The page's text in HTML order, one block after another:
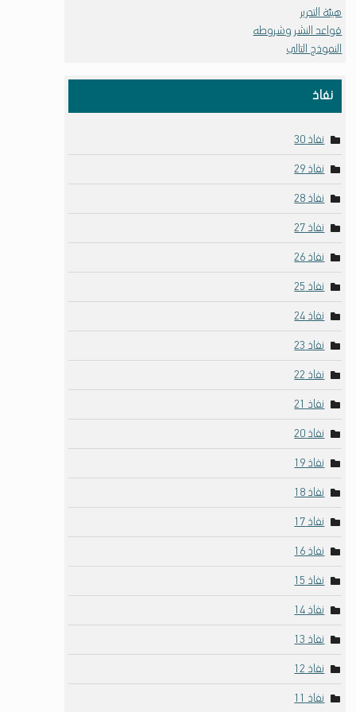
هيئة التحرير
قواعد النشر وشروطه
النموذج التالي
نفاذ
نفاذ 30
نفاذ 29
نفاذ 28
نفاذ 27
نفاذ 26
نفاذ 25
نفاذ 24
نفاذ 23
نفاذ 22
نفاذ 21
نفاذ 20
نفاذ 19
نفاذ 18
نفاذ 17
نفاذ 16
نفاذ 15
نفاذ 14
نفاذ 13
نفاذ 12
نفاذ 11